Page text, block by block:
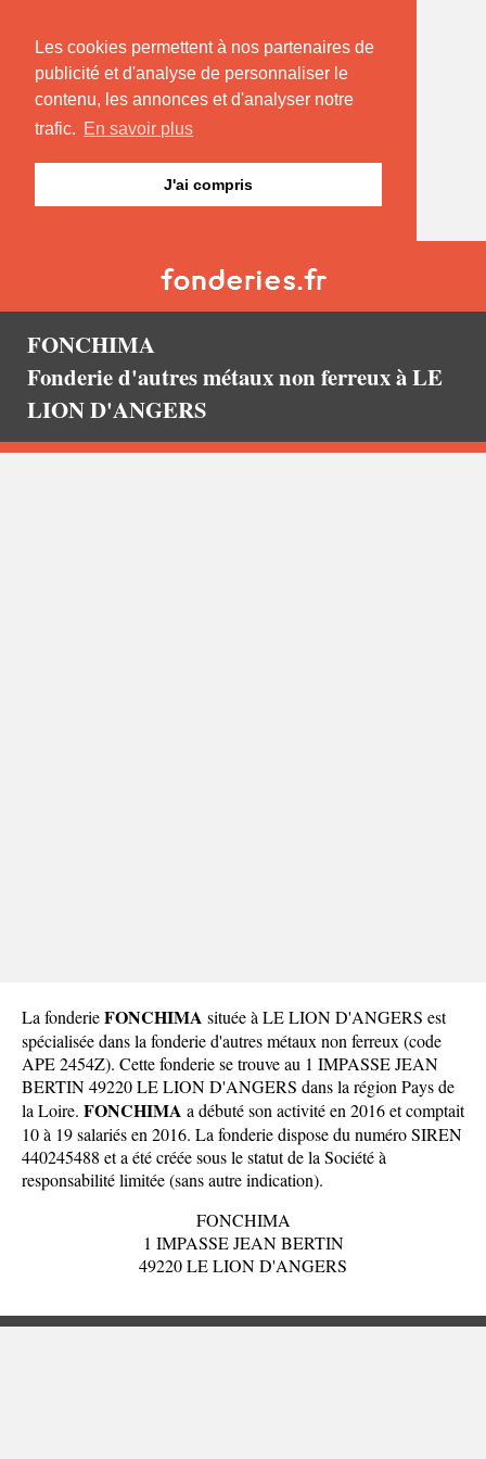
Les cookies permettent à nos partenaires de
publicité et d'analyse de personnaliser le
contenu, les annonces et d'analyser notre
trafic. En savoir plus
J'ai compris
FONCHIMA
Fonderie d'autres métaux non ferreux à LE
LION D'ANGERS
La fonderieFONCHIMA située à LE LION D'ANGERS est
spécialisée dans la fonderie d'autres métaux non ferreux (code
APE 2454Z). Cette fonderie se trouve au 1 IMPASSE JEAN
BERTIN 49220 LE LION D'ANGERS dans la région Pays de
la Loire. FONCHIMA a débuté son activité en 2016 et comptait
10 à 19 salariés en 2016. La fonderie dispose du numéro SIREN
440245488 et a été créée sous le statut de la Société à
responsabilité limitée (sans autre indication).
FONCHIMA
1 IMPASSE JEAN BERTIN
49220 LE LION D'ANGERS